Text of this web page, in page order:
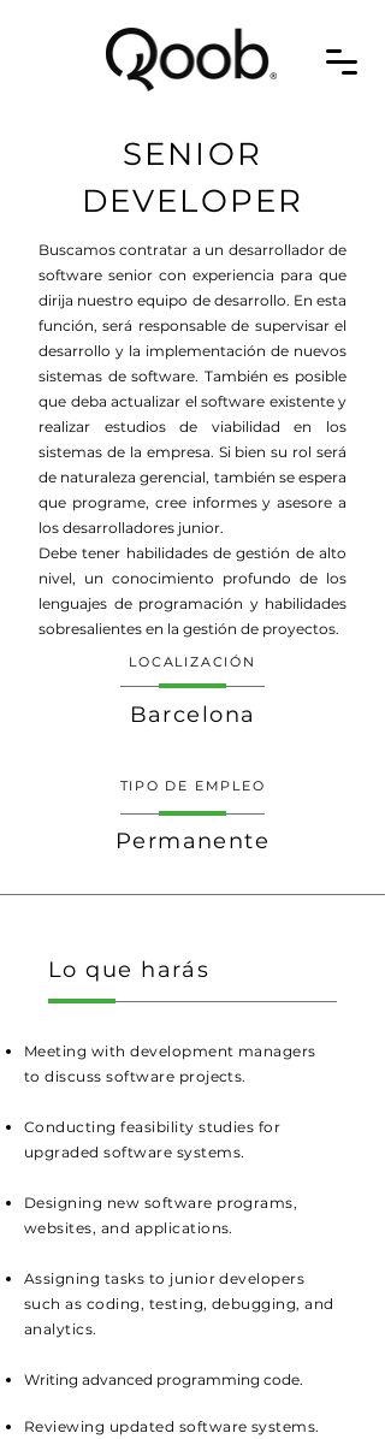
SENIOR
DEVELOPER
Buscamos contratar a un desarrollador de
software senior con experiencia para que
dirija nuestro equipo de desarrollo. En esta
función, será responsable de supervisar el
desarrollo y la implementación de nuevos
sistemas de software. También es posible
que deba actualizar el software existente y
realizar estudios de viabilidad en los
sistemas de la empresa. Si bien su rol será
de naturaleza gerencial, también se espera
que programe, cree informes y asesore a
los desarrolladores junior.
Debe tener habilidades de gestión de alto
nivel, un conocimiento profundo de los
lenguajes de programación y habilidades
sobresalientes en la gestión de proyectos.
LOCALIZACIÓN
Barcelona
TIPO DE EMPLEO
Permanente
Lo que harás
Meeting with development managers
to discuss software projects.
Conducting feasibility studies for
upgraded software systems.
Designing new software programs,
websites, and applications.
Assigning tasks to junior developers
such as coding, testing, debugging, and
analytics.
Writing advanced programming code.
Reviewing updated software systems.